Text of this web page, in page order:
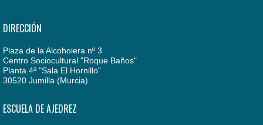
DIRECCIÓN
Plaza de la Alcoholera nº 3
Centro Sociocultural "Roque Baños"
Planta 4ª "Sala El Hornillo"
30520 Jumilla (Murcia)
ESCUELA DE AJEDREZ